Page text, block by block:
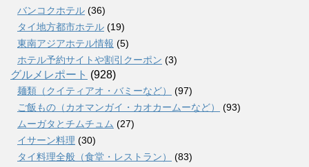
バンコクホテル (36)
タイ地方都市ホテル (19)
東南アジアホテル情報 (5)
ホテル予約サイトや割引クーポン (3)
グルメレポート (928)
麺類（クイティアオ・バミーなど）
(97)
ご飯もの（カオマンガイ・カオカームーなど）
(93)
ムーガタとチムチュム (27)
イサーン料理 (30)
タイ料理全般（食堂・レストラン）
(83)